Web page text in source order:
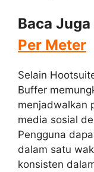
Baca Juga
Per Meter
Selain
Buffer
menjadwalkan
media sosial
Pengguna
dalam satu
konsisten